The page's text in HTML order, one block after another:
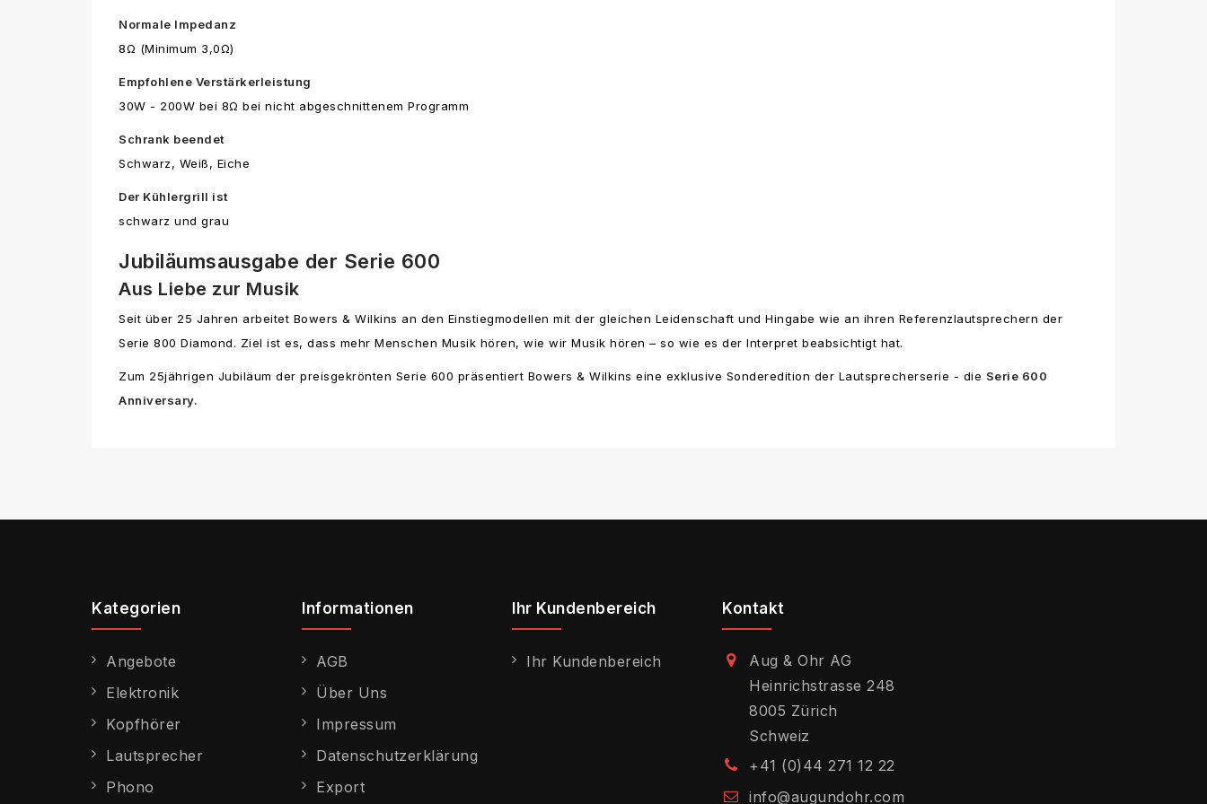
Normale Impedanz
8Ω (Minimum 3,0Ω)
Empfohlene Verstärkerleistung
30W - 200W bei 8Ω bei nicht abgeschnittenem Programm
Schrank beendet
Schwarz, Weiß, Eiche
Der Kühlergrill ist
schwarz und grau
Jubiläumsausgabe der Serie 600
Aus Liebe zur Musik
Seit über 25 Jahren arbeitet Bowers & Wilkins an den Einstiegmodellen mit der gleichen Leidenschaft und Hingabe wie an ihren Referenzlautsprechern der
Serie 800 Diamond. Ziel ist es, dass mehr Menschen Musik hören, wie wir Musik hören – so wie es der Interpret beabsichtigt hat.
Zum 25jährigen Jubiläum der preisgekrönten Serie 600 präsentiert Bowers & Wilkins eine exklusive Sonderedition der Lautsprecherserie - die Serie 600
Anniversary.
Kategorien
Angebote
Elektronik
Kopfhörer
Lautsprecher
Phono
Informationen
AGB
Über Uns
Impressum
Datenschutzerklärung
Export
Ihr Kundenbereich
Ihr Kundenbereich
Kontakt
Aug & Ohr AG
Heinrichstrasse 248
8005 Zürich
Schweiz
+41 (0)44 271 12 22
info@augundohr.com